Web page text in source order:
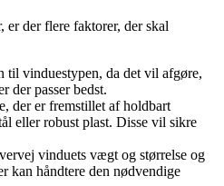
der flere faktorer, der skal
til vinduestypen, da det vil afgøre,
der passer bedst.
der er fremstillet af holdbart
eller robust plast. Disse vil sikre
vinduets vægt og størrelse og
kan håndtere den nødvendige